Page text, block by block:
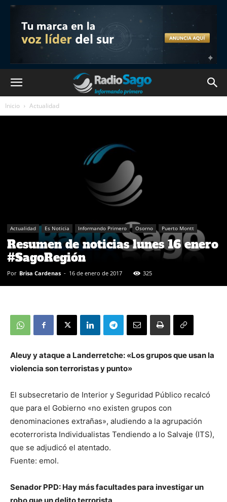
Inicio Actualidad
Actualidad Es Noticia Informando Primero Osorno Puerto Montt
Resumen de noticias lunes 16 enero
#SagoRegión
Por Brisa Cardenas - 16 de enero de 2017 325
Aleuy y ataque a Landerretche: «Los grupos que usan la
violencia son terroristas y punto»
El subsecretario de Interior y Seguridad Público recalcó
que para el Gobierno «no existen grupos con
denominaciones extrañas», aludiendo a la agrupación
ecoterrorista Individualistas Tendiendo a lo Salvaje (ITS),
que se adjudicó el atentado.
Fuente: emol.
Senador PPD: Hay más facultades para investigar un